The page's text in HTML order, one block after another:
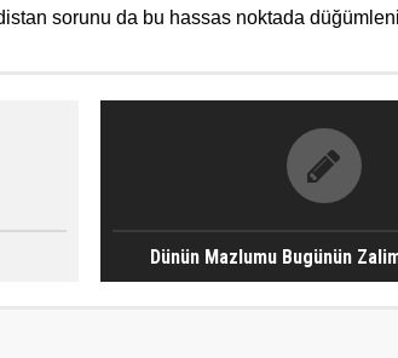
sorunu da bu hassas noktada
Dünün Mazlumu Bugünün